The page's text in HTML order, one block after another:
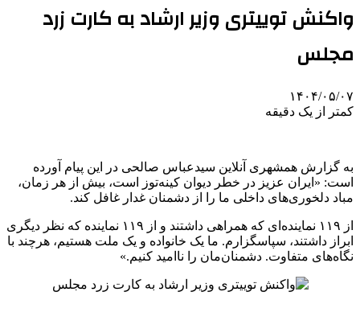
واکنش توییتری وزیر ارشاد به کارت زرد
مجلس
۱۴۰۴/۰۵/۰۷
کمتر از یک دقیقه
به گزارش همشهری آنلاین سیدعباس صالحی در این پیام آورده
است: «ایران عزیز در خطر دیوان کینه‌توز است، بیش از هر زمان،
مباد دلخوری‌های داخلی ما را از دشمنان غدار غافل کند.
از ۱۱۹ نماینده‌ای که همراهی داشتند و از ۱۱۹ نماینده که نظر دیگری
ابراز داشتند، سپاسگزارم. ما یک خانواده و یک ملت هستیم، هرچند با
نگاه‌های متفاوت. دشمنان‌مان را ناامید کنیم.»